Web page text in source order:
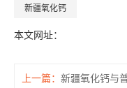
新疆氧化钙
本文网址：
上一篇：